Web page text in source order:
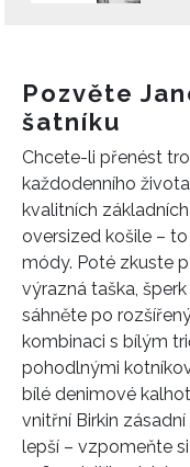
Pozvěte
šatníku
Chcete-li přenést
každodenního
kvalitních
oversized košile –
módy. Poté zkuste
výrazná taška,
sáhněte po
kombinaci s bílým
pohodlnými
bílé denimové
vnitřní Birkin
lepší – vzpomeňte